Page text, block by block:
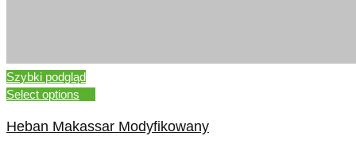
Szybki podgląd
Select options
Heban Makassar Modyfikowany